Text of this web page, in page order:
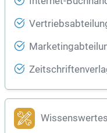
Wissenswertes